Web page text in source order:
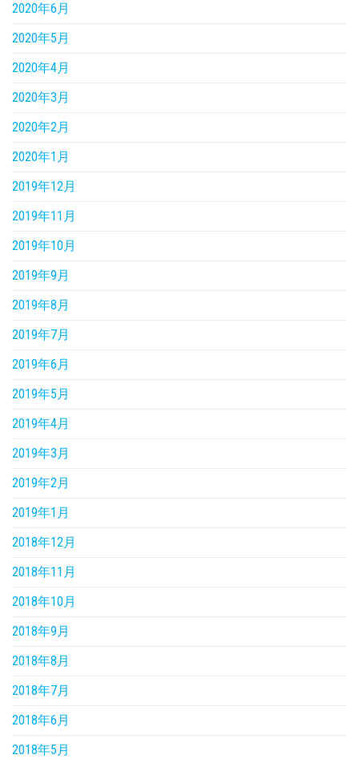
2020年6月
2020年5月
2020年4月
2020年3月
2020年2月
2020年1月
2019年12月
2019年11月
2019年10月
2019年9月
2019年8月
2019年7月
2019年6月
2019年5月
2019年4月
2019年3月
2019年2月
2019年1月
2018年12月
2018年11月
2018年10月
2018年9月
2018年8月
2018年7月
2018年6月
2018年5月